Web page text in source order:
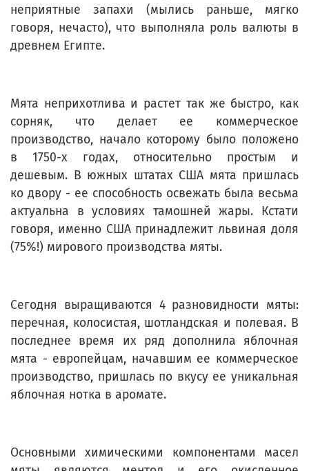
неприятные запахи (мылись раньше, мягко
говоря, нечасто), что выполняла роль валюты в
древнем Египте.
Мята неприхотлива и растет так же быстро, как
сорняк, что делает ее коммерческое
производство, начало которому было положено
в 1750-х годах, относительно простым и
дешевым. В южных штатах США мята пришлась
ко двору - ее способность освежать была весьма
актуальна в условиях тамошней жары. Кстати
говоря, именно США принадлежит львиная доля
(75%!) мирового производства мяты.
Сегодня выращиваются 4 разновидности мяты:
перечная, колосистая, шотландская и полевая. В
последнее время их ряд дополнила яблочная
мята - европейцам, начавшим ее коммерческое
производство, пришлась по вкусу ее уникальная
яблочная нотка в аромате.
Основными химическими компонентами масел